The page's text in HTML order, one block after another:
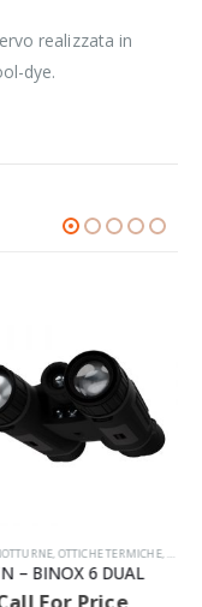
realizzata in
dye.
,OTTICHE TERMICHE,
– BINOX 6 DUAL
For Price
CLIENTELA